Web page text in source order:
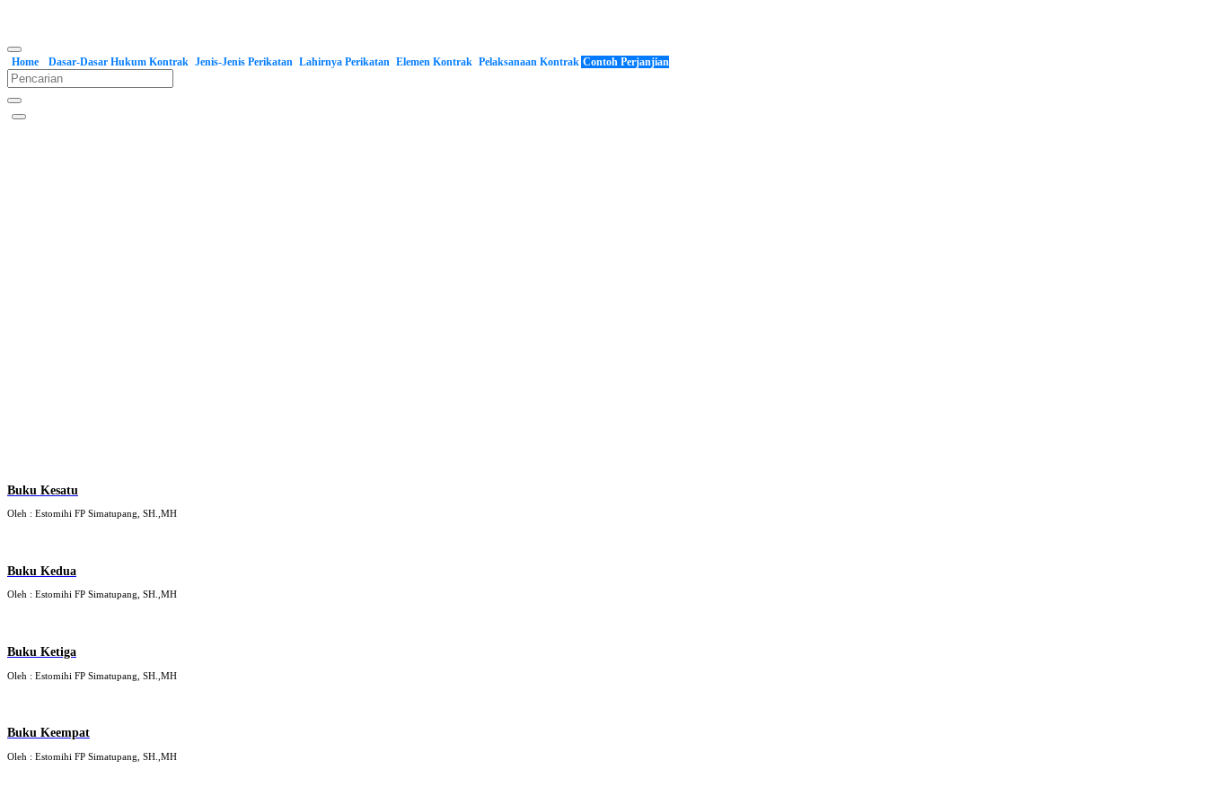
Home Dasar-Dasar Hukum Kontrak Jenis-Jenis Perikatan Lahirnya Perikatan Elemen Kontrak Pelaksanaan Kontrak Contoh Perjanjian
Buku Kesatu
Oleh : Estomihi FP Simatupang, SH.,MH
Buku Kedua
Oleh : Estomihi FP Simatupang, SH.,MH
Buku Ketiga
Oleh : Estomihi FP Simatupang, SH.,MH
Buku Keempat
Oleh : Estomihi FP Simatupang, SH.,MH